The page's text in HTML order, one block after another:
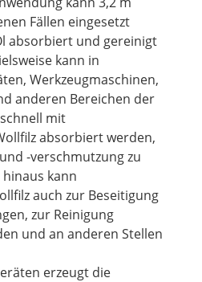
Fällen eingesetzt
absorbiert und gereinigt
kann in
Werkzeugmaschinen,
anderen Bereichen der
mit
absorbiert werden,
-verschmutzung zu
kann
auch zur Beseitigung
zur Reinigung
und an anderen Stellen
erzeugt die